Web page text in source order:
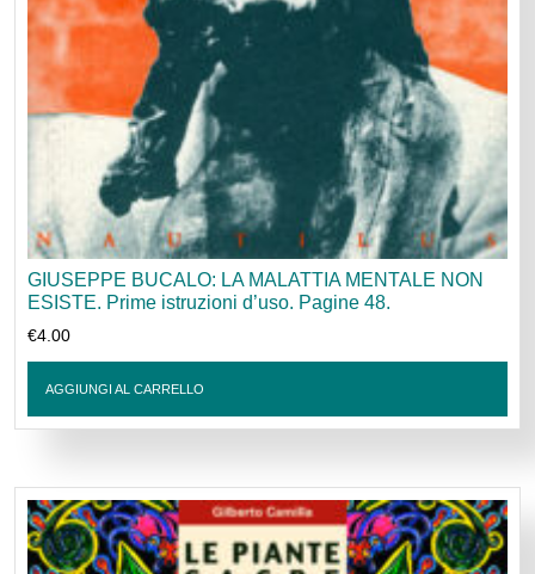
GIUSEPPE BUCALO: LA MALATTIA MENTALE NON
ESISTE. Prime istruzioni d’uso. Pagine 48.
€4.00
AGGIUNGI AL CARRELLO